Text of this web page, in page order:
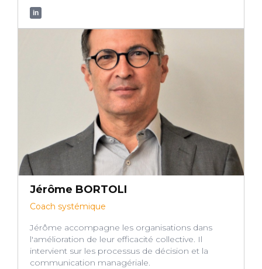
in
Jérôme BORTOLI
Coach systémique
Jérôme accompagne les organisations dans
l'amélioration de leur efficacité collective. Il
intervient sur les processus de décision et la
communication managériale.